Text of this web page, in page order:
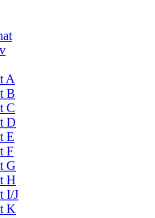
A
B
C
D
E
F
G
H
I/J
K